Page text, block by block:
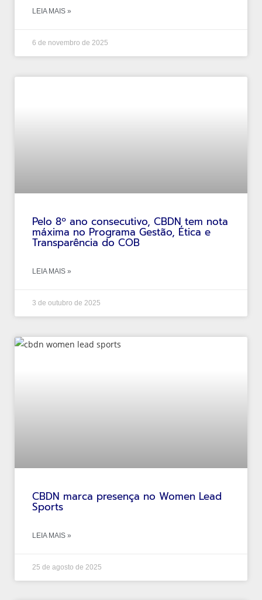
LEIA MAIS »
6 de novembro de 2025
Pelo 8º ano consecutivo, CBDN tem nota
máxima no Programa Gestão, Ética e
Transparência do COB
LEIA MAIS »
3 de outubro de 2025
CBDN marca presença no Women Lead
Sports
LEIA MAIS »
25 de agosto de 2025